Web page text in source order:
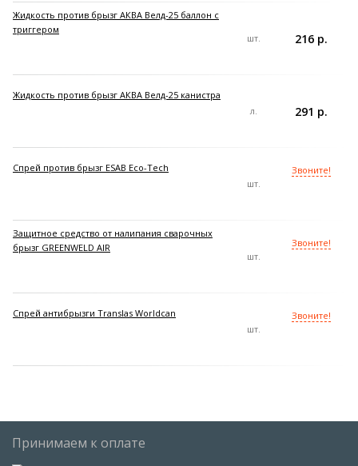
Жидкость против брызг АКВА Велд-25 баллон с
триггером
шт. 216 р.
Жидкость против брызг АКВА Велд-25 канистра
л.
291 р.
Спрей против брызг ESAB Eco-Tech
шт.
Звоните!
Защитное средство от налипания сварочных
брызг GREENWELD AIR
шт.
Звоните!
Спрей антибрызги Translas Worldcan
шт.
Звоните!
Принимаем к оплате